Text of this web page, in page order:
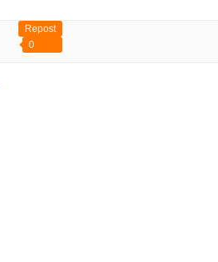
Repost
0